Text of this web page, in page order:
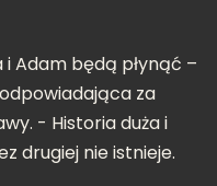
Adam będą płynąć –
za
- Historia duża i
drugiej nie istnieje.